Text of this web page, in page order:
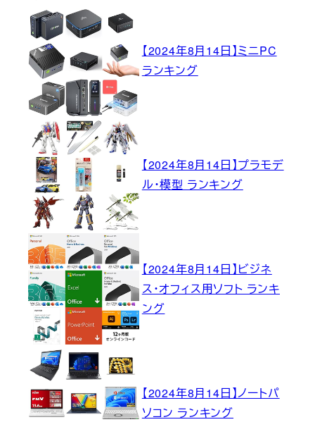
【2024年8月14日】ミニPC
ランキング
【2024年8月14日】プラモデ
ル・模型 ランキング
【2024年8月14日】ビジネ
ス・オフィス用ソフト ランキ
ング
【2024年8月14日】ノートパ
ソコン ランキング